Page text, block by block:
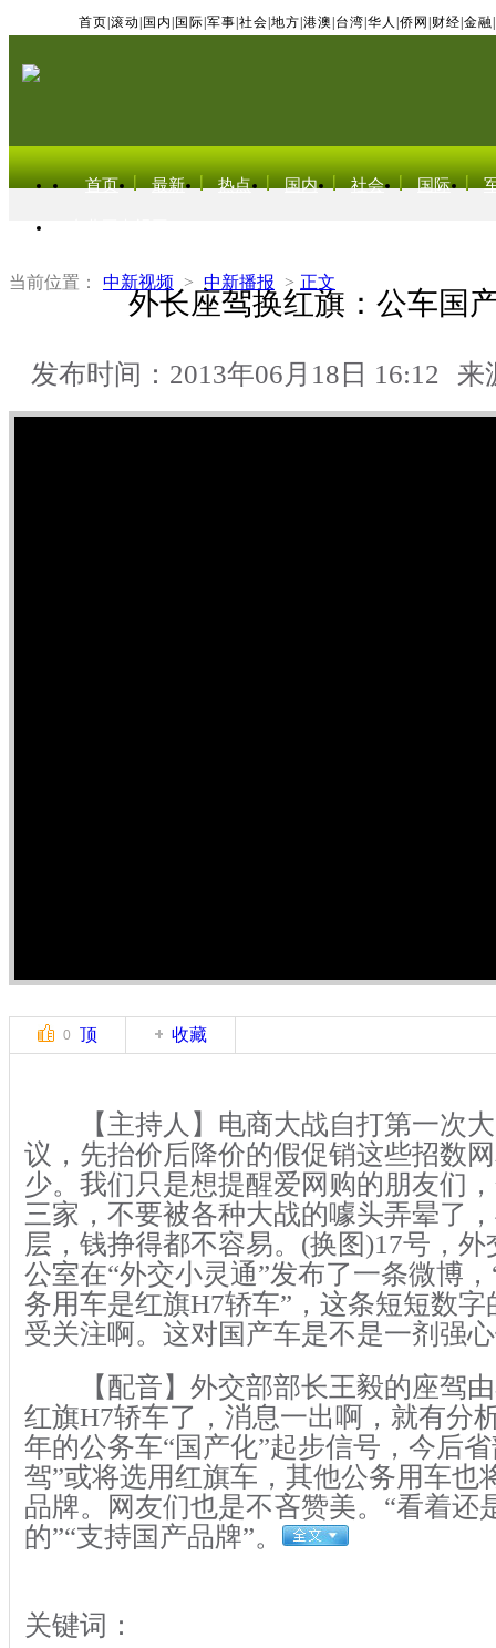
首页 滚动 国内 国际 军事 社会 地方 港澳 台湾 华人 侨网 财经 金融
首页 最新 热点 国内 社会 国际
当前位置： 中新视频 > 中新播报 > 正文
外长座驾换红旗：公车国
发布时间：2013年06月18日 16:12 来
0 顶 收藏
【主持人】电商大战自打第一次大
议，先抬价后降价的假促销这些招数
少。我们只是想提醒爱网购的朋友们
三家，不要被各种大战的噱头弄晕了
层，钱挣得都不容易。(换图)17号，
公室在“外交小灵通”发布了一条微博
务用车是红旗H7轿车”，这条短短数
受关注啊。这对国产车是不是一剂强
【配音】外交部部长王毅的座驾由
红旗H7轿车了，消息一出啊，就有分
年的公务车“国产化”起步信号，今后
驾”或将选用红旗车，其他公务用车也
品牌。网友们也是不吝赞美。“看着还
的”“支持国产品牌”。
关键词：